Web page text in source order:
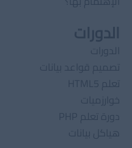
الدورات
الدورات
تصميم قواعد بيانات
تعلم HTML5
خوارزميات
دورة تعلم PHP
هياكل بيانات